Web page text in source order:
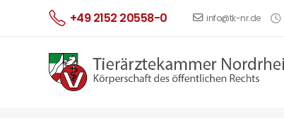
+49 2152 20558-0 info@tk-nr.de